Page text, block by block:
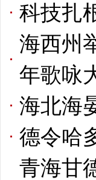
科技扎
海西州
年歌咏
海北海
德令哈
青海甘